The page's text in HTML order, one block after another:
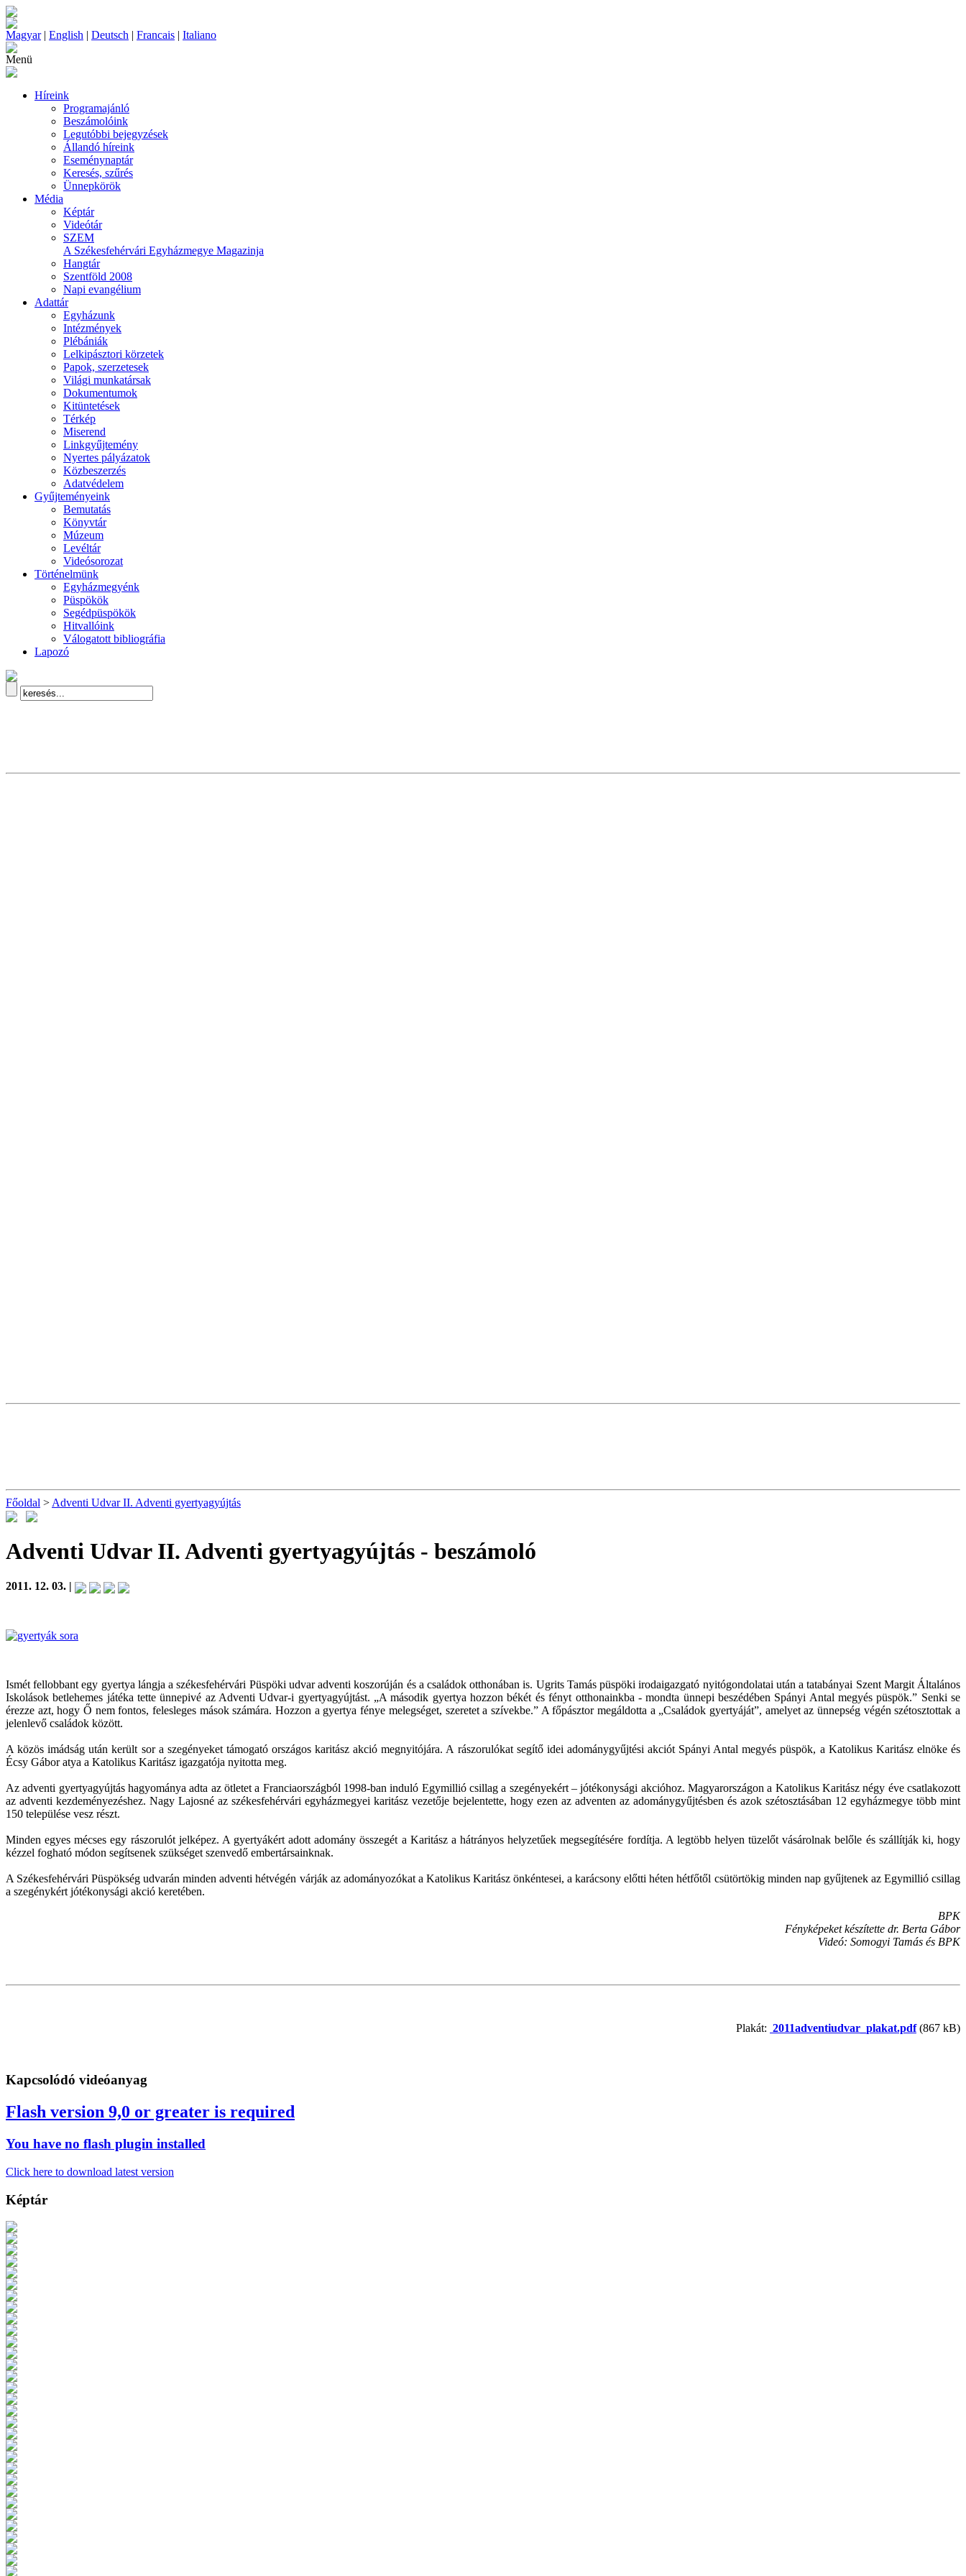
Magyar| English | Deutsch | Francais | Italiano
Menü
Híreink
Programajánló
Beszámolóink
Legutóbbi bejegyzések
Állandó híreink
Eseménynaptár
Keresés, szűrés
Ünnepkörök
Média
Képtár
Videótár
SZEM
A Székesfehérvári Egyházmegye Magazinja
Hangtár
Szentföld 2008
Napi evangélium
Adattár
Egyházunk
Intézmények
Plébániák
Lelkipásztori körzetek
Papok, szerzetesek
Világi munkatársak
Dokumentumok
Kitüntetések
Térkép
Miserend
Linkgyűjtemény
Nyertes pályázatok
Közbeszerzés
Adatvédelem
Gyűjteményeink
Bemutatás
Könyvtár
Múzeum
Levéltár
Videósorozat
Történelmünk
Egyházmegyénk
Püspökök
Segédpüspökök
Hitvallóink
Válogatott bibliográfia
Lapozó
Főoldal > Adventi Udvar II. Adventi gyertyagyújtás
Adventi Udvar II. Adventi gyertyagyújtás - beszámoló
2011. 12. 03. |
Ismét fellobbant egy gyertya lángja a székesfehérvári Püspöki udvar adventi koszorúján és a családok otthonában is. Ugrits Tamás püspöki irodaigazgató nyitógondolatai után a tatabányai Szent Margit Általános
Iskolások betlehemes játéka tette ünnepivé az Adventi Udvar-i gyertyagyújtást. „A második gyertya hozzon békét és fényt otthonainkba - mondta ünnepi beszédében Spányi Antal megyés püspök.” Senki se
érezze azt, hogy Ő nem fontos, felesleges mások számára. Hozzon a gyertya fénye melegséget, szeretet a szívekbe.” A főpásztor megáldotta a „Családok gyertyáját”, amelyet az ünnepség végén szétosztottak a
jelenlevő családok között.
A közös imádság után került sor a szegényeket támogató országos karitász akció megnyitójára. A rászorulókat segítő idei adománygyűjtési akciót Spányi Antal megyés püspök, a Katolikus Karitász elnöke és
Écsy Gábor atya a Katolikus Karitász igazgatója nyitotta meg.
Az adventi gyertyagyújtás hagyománya adta az ötletet a Franciaországból 1998-ban induló Egymillió csillag a szegényekért – jótékonysági akcióhoz. Magyarországon a Katolikus Karitász négy éve csatlakozott
az adventi kezdeményezéshez. Nagy Lajosné az székesfehérvári egyházmegyei karitász vezetője bejelentette, hogy ezen az adventen az adománygyűjtésben és azok szétosztásában 12 egyházmegye több mint
150 települése vesz részt.
Minden egyes mécses egy rászorulót jelképez. A gyertyákért adott adomány összegét a Karitász a hátrányos helyzetűek megsegítésére fordítja. A legtöbb helyen tüzelőt vásárolnak belőle és szállítják ki, hogy
kézzel fogható módon segítsenek szükséget szenvedő embertársainknak.
A Székesfehérvári Püspökség udvarán minden adventi hétvégén várják az adományozókat a Katolikus Karitász önkéntesei, a karácsony előtti héten hétfőtől csütörtökig minden nap gyűjtenek az Egymillió csillag
a szegénykért jótékonysági akció keretében.
BPK
Fényképeket készítette dr. Berta Gábor
Videó: Somogyi Tamás és BPK
Plakát: 2011adventiudvar_plakat.pdf(867 kB)
Kapcsolódó videóanyag
Flash version 9,0 or greater is required
You have no flash plugin installed
Click here to download latest version
Képtár